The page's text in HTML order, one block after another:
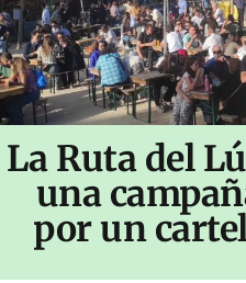
La Ruta del
una
por un